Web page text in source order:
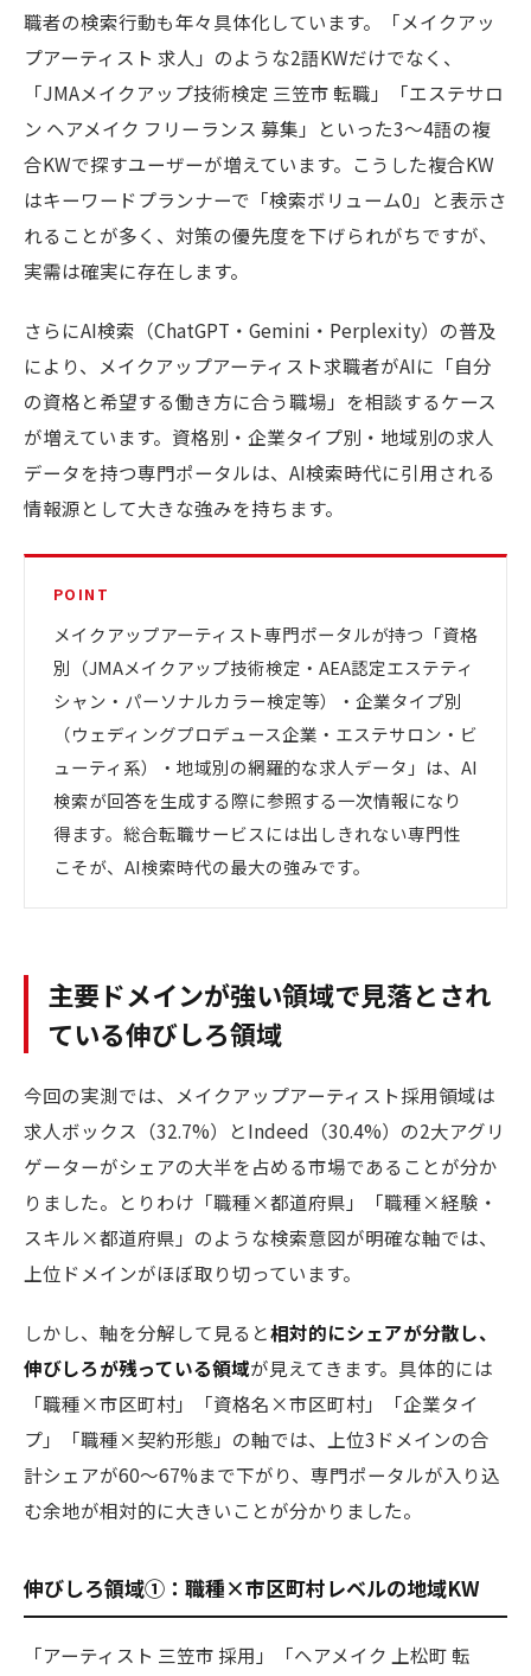
職者の検索行動も年々具体化しています。「メイクアッ
プアーティスト 求人」のような2語KWだけでなく、
「JMAメイクアップ技術検定 三笠市 転職」「エステサロ
ン ヘアメイク フリーランス 募集」といった3〜4語の複
合KWで探すユーザーが増えています。こうした複合KW
はキーワードプランナーで「検索ボリューム0」と表示さ
れることが多く、対策の優先度を下げられがちですが、
実需は確実に存在します。
さらにAI検索（ChatGPT・Gemini・Perplexity）の普及
により、メイクアップアーティスト求職者がAIに「自分
の資格と希望する働き方に合う職場」を相談するケース
が増えています。資格別・企業タイプ別・地域別の求人
データを持つ専門ポータルは、AI検索時代に引用される
情報源として大きな強みを持ちます。
POINT
メイクアップアーティスト専門ポータルが持つ「資格
別（JMAメイクアップ技術検定・AEA認定エステティ
シャン・パーソナルカラー検定等）・企業タイプ別
（ウェディングプロデュース企業・エステサロン・ビ
ューティ系）・地域別の網羅的な求人データ」は、AI
検索が回答を生成する際に参照する一次情報になり
得ます。総合転職サービスには出しきれない専門性
こそが、AI検索時代の最大の強みです。
主要ドメインが強い領域で見落とされ
ている伸びしろ領域
今回の実測では、メイクアップアーティスト採用領域は
求人ボックス（32.7%）とIndeed（30.4%）の2大アグリ
ゲーターがシェアの大半を占める市場であることが分か
りました。とりわけ「職種×都道府県」「職種×経験・
スキル×都道府県」のような検索意図が明確な軸では、
上位ドメインがほぼ取り切っています。
しかし、軸を分解して見ると相対的にシェアが分散し、
伸びしろが残っている領域が見えてきます。具体的には
「職種×市区町村」「資格名×市区町村」「企業タイ
プ」「職種×契約形態」の軸では、上位3ドメインの合
計シェアが60〜67%まで下がり、専門ポータルが入り込
む余地が相対的に大きいことが分かりました。
伸びしろ領域①：職種×市区町村レベルの地域KW
「アーティスト 三笠市 採用」「ヘアメイク 上松町 転